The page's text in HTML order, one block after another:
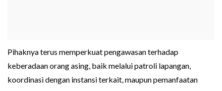
Pihaknya terus memperkuat pengawasan terhadap
keberadaan orang asing, baik melalui patroli lapangan,
koordinasi dengan instansi terkait, maupun pemanfaatan